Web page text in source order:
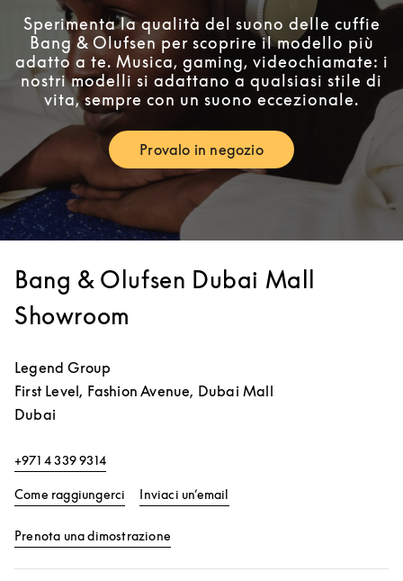
Sperimenta la qualità del suono delle cuffie
Bang & Olufsen per scoprire il modello più
adatto a te. Musica, gaming, videochiamate: i
nostri modelli si adattano a qualsiasi stile di
vita, sempre con un suono eccezionale.
Provalo in negozioLink Opens in New Tab
Bang & Olufsen Dubai Mall
Showroom
Legend Group
First Level, Fashion Avenue, Dubai Mall
Dubai
+971 4 339 9314
Come raggiungerci Link Opens in New Tab
Inviaci un’email
Prenota una dimostrazione